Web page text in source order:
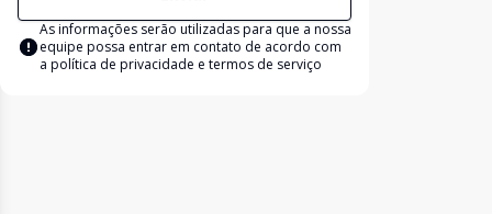
As informações serão utilizadas para que a nossa
equipe possa entrar em contato de acordo com
a política de privacidade e termos de serviço